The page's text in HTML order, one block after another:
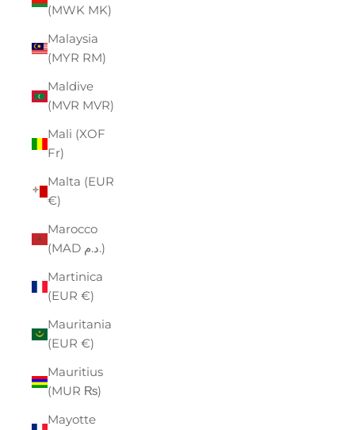
(MWK MK)
Malaysia
(MYR RM)
Maldive
(MVR MVR)
Mali (XOF
Fr)
Malta (EUR
€)
Marocco
(MAD د.م.)
Martinica
(EUR €)
Mauritania
(EUR €)
Mauritius
(MUR ₨)
Mayotte